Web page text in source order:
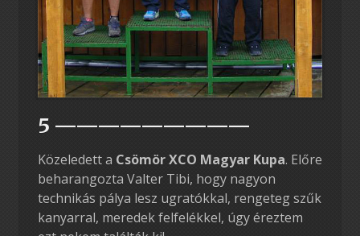
5 —————————
Közeledett a Csömör XCO Magyar Kupa. Előre
beharangozta Valter Tibi, hogy nagyon
technikás pálya lesz ugratókkal, rengeteg szűk
kanyarral, meredek felfelékkel, úgy éreztem